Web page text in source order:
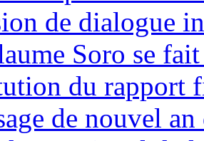
de dialogue
Soro se
du rapport
de nouvel